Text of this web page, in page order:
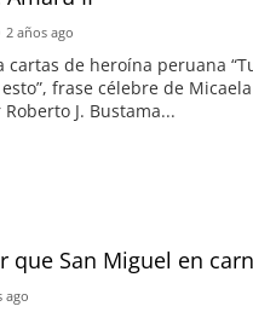
2 años ago
cartas de heroína peruana
frase célebre de
J. Bustama...
que San Miguel en
ago